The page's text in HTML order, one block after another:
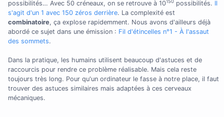
possibilités… Avec 50 créneaux, on se retrouve à 10150 possibilités. Il
s'agit d'un 1 avec 150 zéros derrière. La complexité est
combinatoire, ça explose rapidemment. Nous avons d'ailleurs déjà
abordé ce sujet dans une émission : Fil d'étincelles n°1 - À l'assaut
des sommets.
Dans la pratique, les humains utilisent beaucoup d'astuces et de
raccourcis pour rendre ce problème réalisable. Mais cela reste
toujours très long. Pour qu'un ordinateur le fasse à notre place, il faut
trouver des astuces similaires mais adaptées à ces cerveaux
mécaniques.